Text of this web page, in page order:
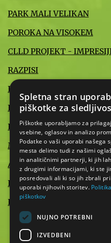
PARK MALI VELIKAN
POROKA NA VISOKEM
CLLD PROJEKT -
RAZPISI
INFORMACIJE JAVNEGA
IZJAVA O VARSTVU
POMEMBNE INFORMACIJE
MEDIJI O NAS
AKTUALNO
IZJAVA O DOSTOPNOSTI
KONTAKT
Spletna stran
piškotke za
Piškotke uporabljamo za
vsebine, oglasov in analizo
Podatke o vaši uporabi našega
mesta delimo tudi z našimi
in analitičnimi partnerji, ki jih
z drugimi informacijami, ki ste
posredovali ali ki so jih zbrali
uporabi njihovih storitev.
piškotkov
NUJNO POTREBNI
IZVEDBENI